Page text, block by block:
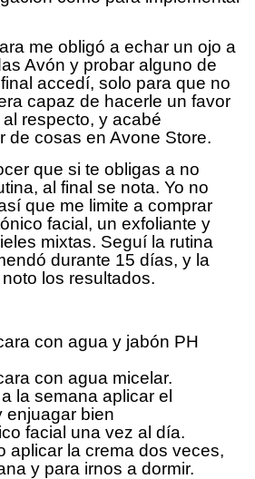
me obligó a echar un ojo a
Avón y probar alguno de
accedí, solo para que no
capaz de hacerle un favor
respecto, y acabé
de cosas en Avone Store.
que si te obligas a no
al final se nota. Yo no
que me limite a comprar
facial, un exfoliante y
mixtas. Seguí la rutina
durante 15 días, y la
los resultados.
con agua y jabón PH
con agua micelar.
la semana aplicar el
enjuagar bien
facial una vez al día.
aplicar la crema dos veces,
y para irnos a dormir.